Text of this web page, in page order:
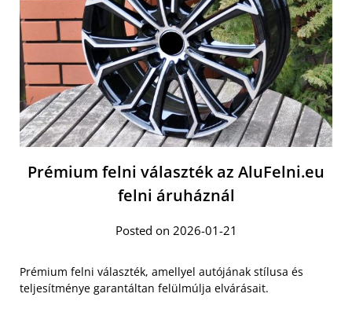
Prémium felni választék az AluFelni.eu
felni áruháznál
Posted on 2026-01-21
Prémium felni választék, amellyel autójának stílusa és
teljesítménye garantáltan felülmúlja elvárásait.